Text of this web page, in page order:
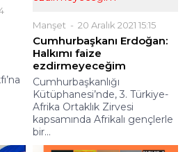
Manşet 20 Aralık 2021 15:15
Cumhurbaşkanı Erdoğan:
Halkımı faize
ezdirmeyeceğim
Cumhurbaşkanlığı
Kütüphanesi’nde, 3. Türkiye-
Afrika Ortaklık Zirvesi
kapsamında Afrikalı gençlerle
bir...